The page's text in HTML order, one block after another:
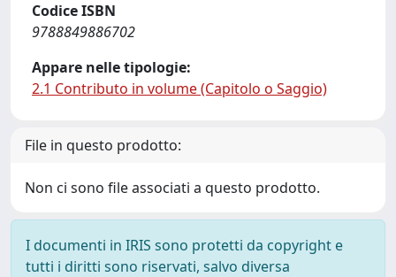
Codice ISBN
9788849886702
Appare nelle tipologie:
2.1 Contributo in volume (Capitolo o Saggio)
File in questo prodotto:
Non ci sono file associati a questo prodotto.
I documenti in IRIS sono protetti da copyright e
tutti i diritti sono riservati, salvo diversa